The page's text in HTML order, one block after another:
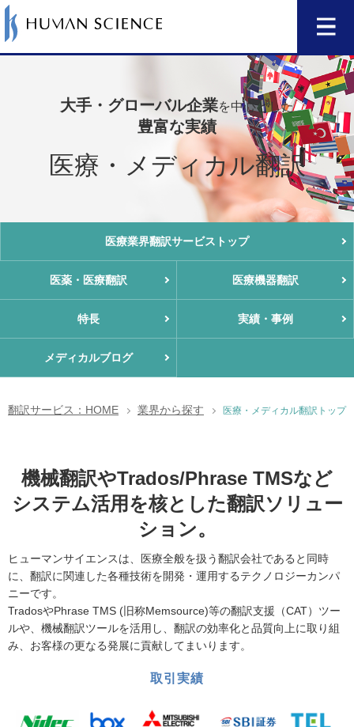
大手・グローバル企業を中心とした
豊富な実績
医療・メディカル翻訳
医療業界翻訳サービストップ
医薬・医療翻訳 医療機器翻訳
特長 実績・事例
メディカルブログ
翻訳サービス：HOME 業界から探す 医療・メディカル翻訳トップ
機械翻訳やTrados/Phrase TMSなど
システム活用を核とした翻訳ソリュー
ション。
ヒューマンサイエンスは、医療全般を扱う翻訳会社であると同時
に、翻訳に関連した各種技術を開発・運用するテクノロジーカンパ
ニーです。
TradosやPhrase TMS (旧称Memsource)等の翻訳支援（CAT）ツー
ルや、機械翻訳ツールを活用し、翻訳の効率化と品質向上に取り組
み、お客様の更なる発展に貢献してまいります。
取引実績